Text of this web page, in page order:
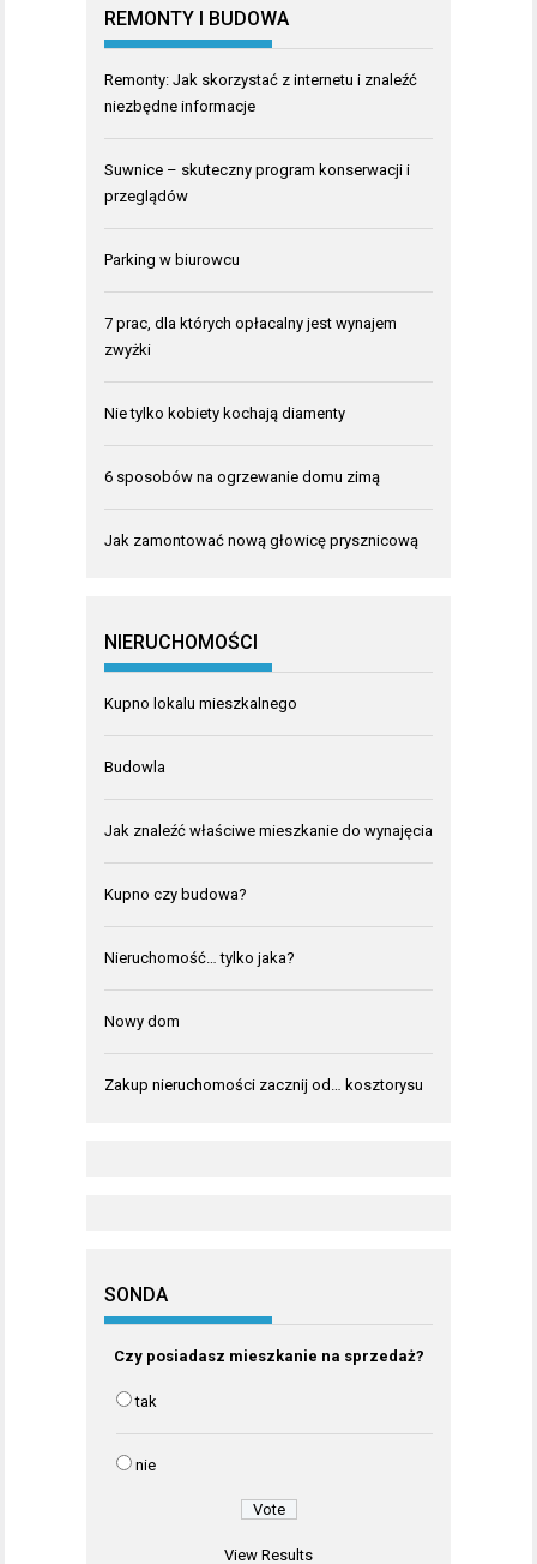
REMONTY I BUDOWA
Remonty: Jak skorzystać z internetu i znaleźć
niezbędne informacje
Suwnice – skuteczny program konserwacji i
przeglądów
Parking w biurowcu
7 prac, dla których opłacalny jest wynajem
zwyżki
Nie tylko kobiety kochają diamenty
6 sposobów na ogrzewanie domu zimą
Jak zamontować nową głowicę prysznicową
NIERUCHOMOŚCI
Kupno lokalu mieszkalnego
Budowla
Jak znaleźć właściwe mieszkanie do wynajęcia
Kupno czy budowa?
Nieruchomość… tylko jaka?
Nowy dom
Zakup nieruchomości zacznij od… kosztorysu
SONDA
Czy posiadasz mieszkanie na sprzedaż?
tak
nie
View Results